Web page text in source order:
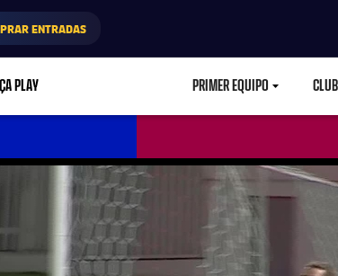
ENTRADAS
PLAY PRIMER EQUIPO CLUB